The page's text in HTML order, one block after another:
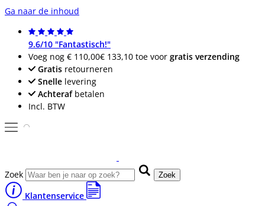
Ga naar de inhoud
9.6/10 "Fantastisch!"
Voeg nog € 110,00€ 133,10 toe voor gratis verzending
Gratis retourneren
Snelle levering
Achterafbetalen
Incl. BTW
Zoek Zoek
Klantenservice